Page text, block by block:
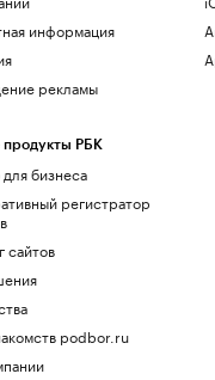
информация
рекламы
продукты РБК
бизнеса
регистратор
сайтов
podbor.ru